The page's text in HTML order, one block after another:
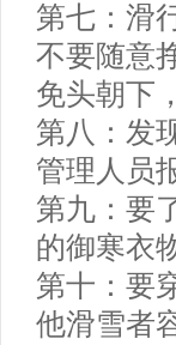
第七：滑
不要随意
免头朝下
第八：发
管理人员
第九：要
的御寒衣
第十：要
他滑雪者